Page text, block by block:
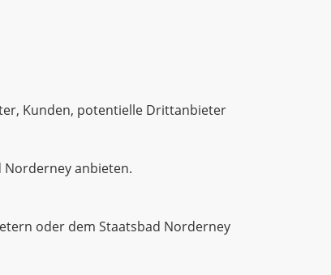
Kunden, potentielle Drittanbieter
Norderney anbieten.
oder dem Staatsbad Norderney